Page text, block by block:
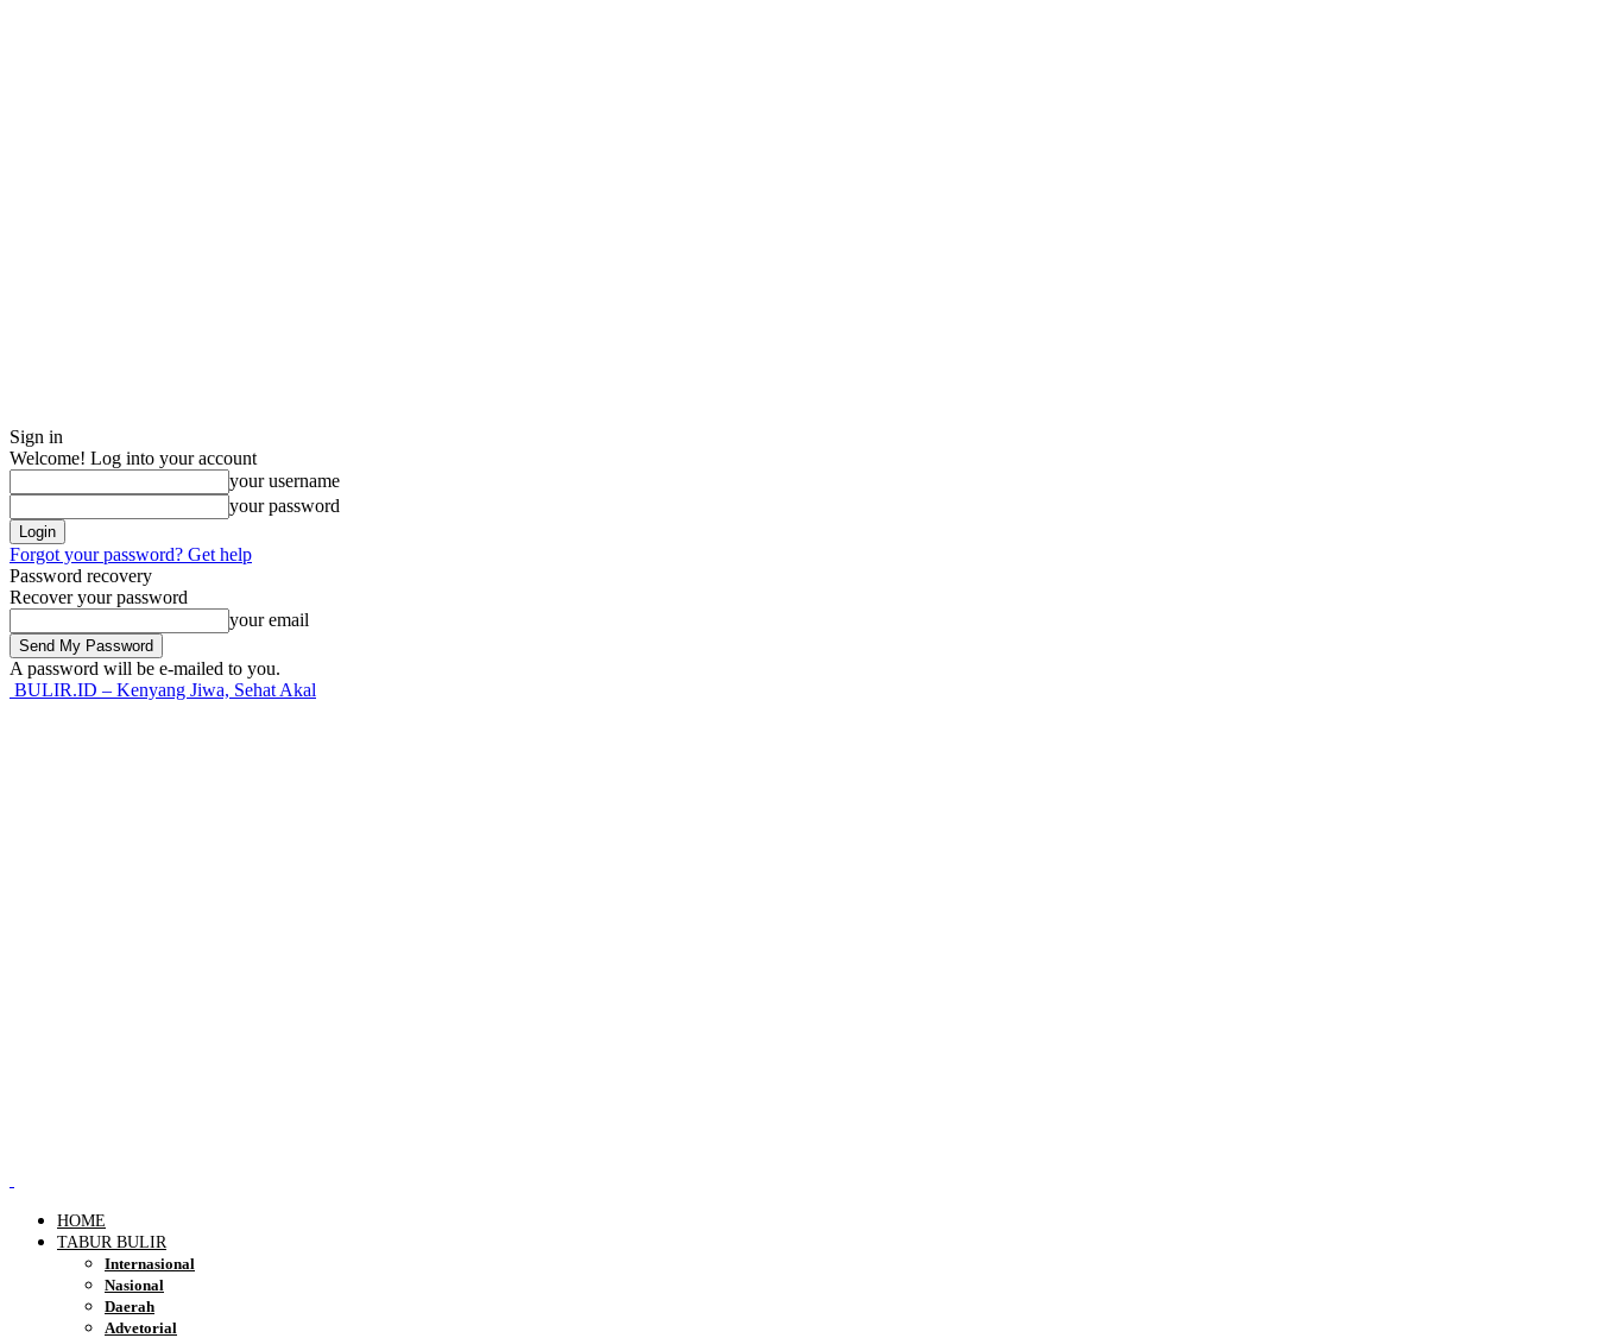
Sign in
Welcome! Log into your account
your username
your password
Forgot your password? Get help
Password recovery
Recover your password
your email
A password will be e-mailed to you.
BULIR.ID – Kenyang Jiwa, Sehat Akal
HOME
TABUR BULIR
Internasional
Nasional
Daerah
Advetorial